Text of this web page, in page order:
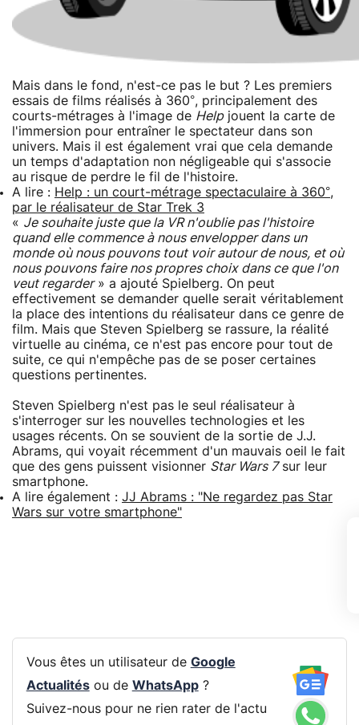
Mais dans le fond, n'est-ce pas le but ? Les premiers
essais de films réalisés à 360°, principalement des
courts-métrages à l'image de Helpjouent la carte de
l'immersion pour entraîner le spectateur dans son
univers. Mais il est également vrai que cela demande
un temps d'adaptation non négligeable qui s'associe
au risque de perdre le fil de l'histoire.
A lire : Help : un court-métrage spectaculaire à 360°,
par le réalisateur de Star Trek 3
« Je souhaite juste que la VR n'oublie pas l'histoire
quand elle commence à nous envelopper dans un
monde où nous pouvons tout voir autour de nous, et où
nous pouvons faire nos propres choix dans ce que l'on
veut regarder» a ajouté Spielberg. On peut
effectivement se demander quelle serait véritablement
la place des intentions du réalisateur dans ce genre de
film. Mais que Steven Spielberg se rassure, la réalité
virtuelle au cinéma, ce n'est pas encore pour tout de
suite, ce qui n'empêche pas de se poser certaines
questions pertinentes.
Steven Spielberg n'est pas le seul réalisateur à
s'interroger sur les nouvelles technologies et les
usages récents. On se souvient de la sortie de J.J.
Abrams, qui voyait récemment d'un mauvais oeil le fait
que des gens puissent visionner Star Wars 7sur leur
smartphone.
A lire également : JJ Abrams : "Ne regardez pas Star
Wars sur votre smartphone"
Vous êtes un utilisateur de Google
Actualitésou de WhatsApp?
Suivez-nous pour ne rien rater de l'actu